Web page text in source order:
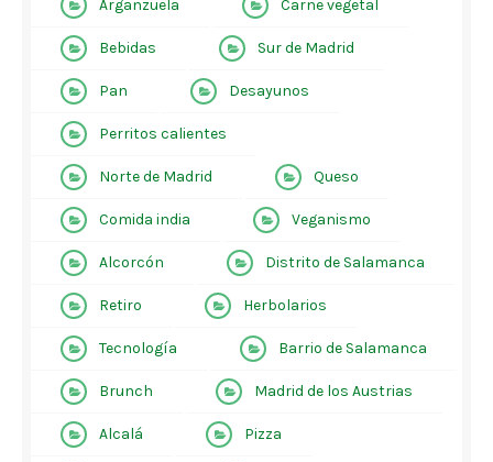
Arganzuela Carne vegetal
Bebidas Sur de Madrid
Pan Desayunos
Perritos calientes
Norte de Madrid Queso
Comida india Veganismo
Alcorcón Distrito de Salamanca
Retiro Herbolarios
Tecnología Barrio de Salamanca
Brunch Madrid de los Austrias
Alcalá Pizza